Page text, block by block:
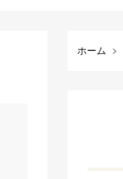
ホーム